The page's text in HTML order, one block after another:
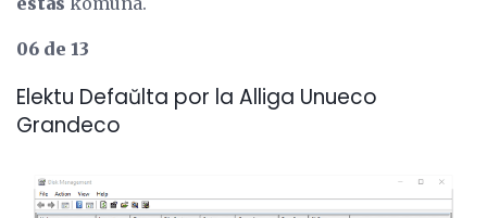
06 de 13
Elektu Defaŭlta por la Alliga Unueco
Grandeco